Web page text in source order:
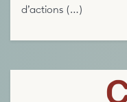
d’actions (…)